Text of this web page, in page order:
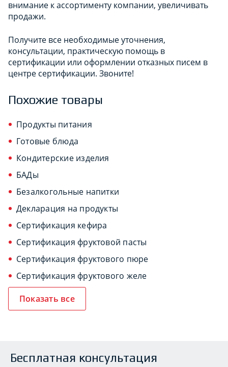
внимание к ассортименту компании, увеличивать
продажи.
Получите все необходимые уточнения,
консультации, практическую помощь в
сертификации или оформлении отказных писем в
центре сертификации. Звоните!
Похожие товары
Продукты питания
Готовые блюда
Кондитерские изделия
БАДы
Безалкогольные напитки
Декларация на продукты
Сертификация кефира
Сертификация фруктовой пасты
Сертификация фруктового пюре
Сертификация фруктового желе
Показать все
Бесплатная консультация